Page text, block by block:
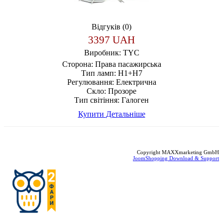
Відгуків (0)
3397 UAH
Виробник: TYC
Сторона: Права пасажирська
Тип ламп: H1+H7
Регулювання: Електрична
Скло: Прозоре
Тип світіння: Галоген
Купити Детальніше
Copyright MAXXmarketing GmbH
JoomShopping Download & Support